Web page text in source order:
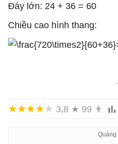
Đáy lớn: 24 + 36 = 60
Chiều cao hình thang:
3,8 ★ 99 👨